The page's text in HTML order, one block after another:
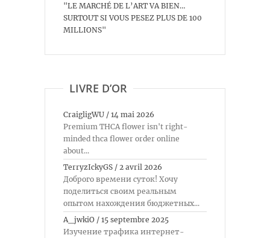
"LE MARCHÉ DE L’ART VA BIEN…
SURTOUT SI VOUS PESEZ PLUS DE 100
MILLIONS"
LIVRE D’OR
CraigligWU / 14 mai 2026
Premium THCA flower isn't right-
minded thca flower order online
about...
TerryzIckyGS / 2 avril 2026
Доброго времени суток! Хочу
поделиться своим реальным
опытом нахождения бюджетных...
A_jwkiO / 15 septembre 2025
Изучение трафика интернет-